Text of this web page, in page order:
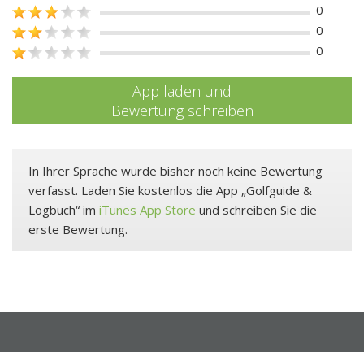
0
0
0
App laden und
Bewertung schreiben
In Ihrer Sprache wurde bisher noch keine Bewertung
verfasst. Laden Sie kostenlos die App „Golfguide &
Logbuch“ im iTunes App Store und schreiben Sie die
erste Bewertung.